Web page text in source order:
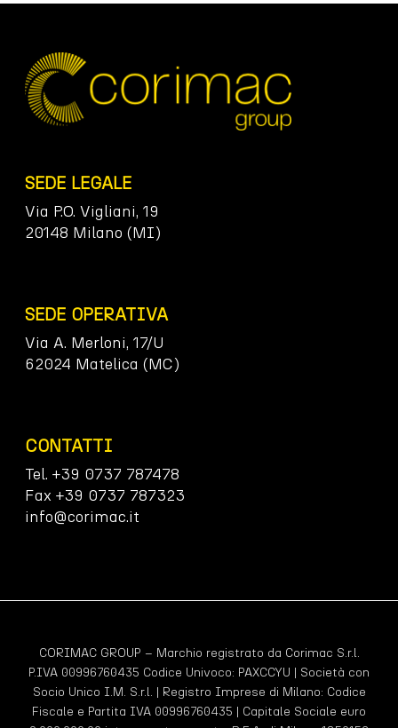
SEDE LEGALE
Via P.O. Vigliani, 19
20148 Milano (MI)
SEDE OPERATIVA
Via A. Merloni, 17/U
62024 Matelica (MC)
CONTATTI
Tel. +39 0737 787478
Fax +39 0737 787323
info@corimac.it
CORIMAC GROUP – Marchio registrato da Corimac S.r.l.
P.IVA 00996760435 Codice Univoco: PAXCCYU | Società con
Socio Unico I.M. S.r.l. | Registro Imprese di Milano: Codice
Fiscale e Partita IVA 00996760435 | Capitale Sociale euro